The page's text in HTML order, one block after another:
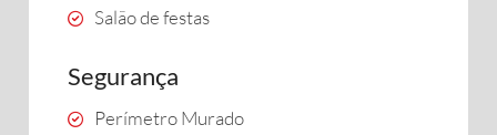
Salão de festas
Segurança
Perímetro Murado